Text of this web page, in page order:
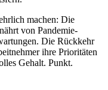
machen: Die
von Pandemie-
Die Rückkehr
ihre Prioritäten
Gehalt. Punkt.